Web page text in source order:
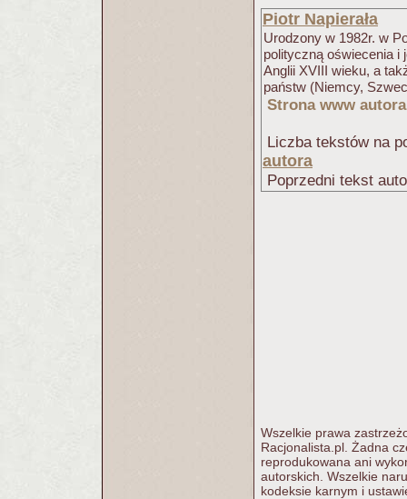
Piotr Napierała
Urodzony w 1982r. w
polityczną oświecenia i
Anglii XVIII wieku, a
państw (Niemcy,
Strona www autora
Liczba tekstów na
autora
Poprzedni tekst
Wszelkie prawa
Racjonalista.pl. Żadna
reprodukowana ani
autorskich. Wszelkie
kodeksie karnym i